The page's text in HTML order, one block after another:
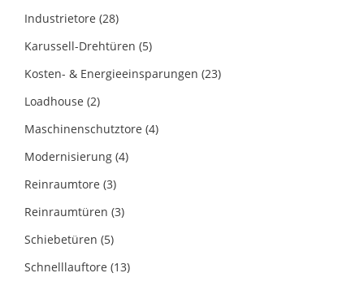
Industrietore (28)
Karussell-Drehtüren (5)
Kosten- & Energieeinsparungen (23)
Loadhouse (2)
Maschinenschutztore (4)
Modernisierung (4)
Reinraumtore (3)
Reinraumtüren (3)
Schiebetüren (5)
Schnelllauftore (13)